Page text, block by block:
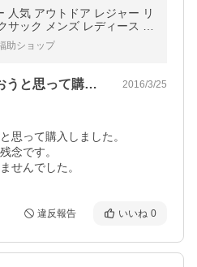
人気 アウトドア レジャー リ
サック メンズ レディース 男
助ショップ
山スキーに行く際に使おうと思って購入し… 2016/3/25
思って購入しました。
念です。
せんでした。
違反報告 いいね 0